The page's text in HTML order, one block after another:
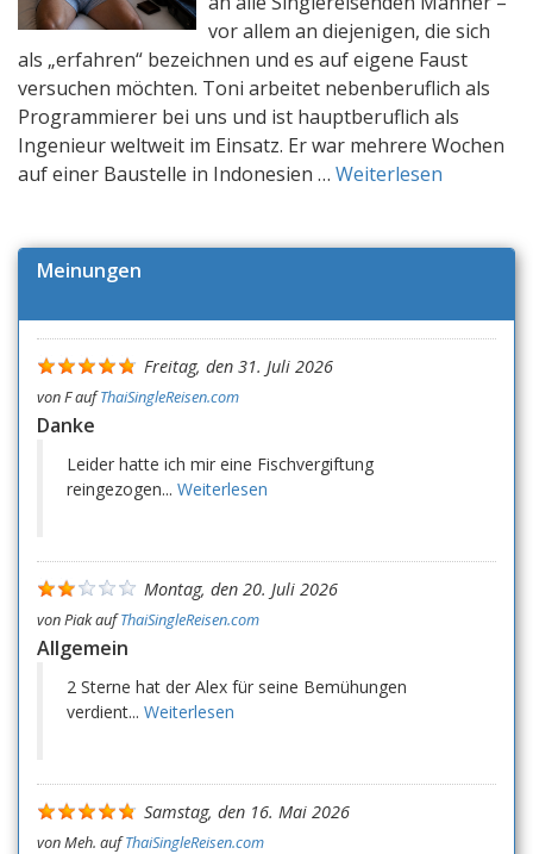
vor allem an diejenigen, die sich
als „erfahren“ bezeichnen und es auf eigene Faust
versuchen möchten. Toni arbeitet nebenberuflich als
Programmierer bei uns und ist hauptberuflich als
Ingenieur weltweit im Einsatz. Er war mehrere Wochen
auf einer Baustelle in Indonesien … Weiterlesen
Meinungen
Freitag, den 31. Juli 2026
vonFaufThaiSingleReisen.com
Danke
Leider hatte ich mir eine Fischvergiftung
reingezogen... Weiterlesen
Montag, den 20. Juli 2026
vonPiakaufThaiSingleReisen.com
Allgemein
2 Sterne hat der Alex für seine Bemühungen
verdient... Weiterlesen
Samstag, den 16. Mai 2026
vonMeh. aufThaiSingleReisen.com